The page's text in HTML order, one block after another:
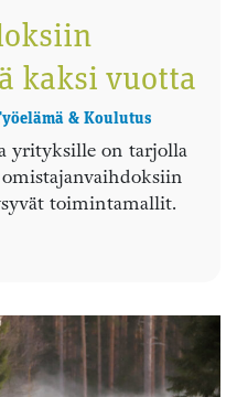
kaksi vuotta
& Koulutus
yrityksille on tarjolla
toimintamallit.